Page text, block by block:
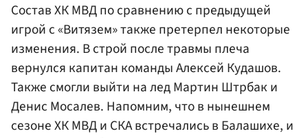
Состав ХК МВД по сравнению с предыдущей
игрой с «Витязем» также претерпел некоторые
изменения. В строй после травмы плеча
вернулся капитан командыАлексей Кудашов.
Также смогли выйти на ледМартин Штрбак и
Денис Мосалев. Напомним, что в нынешнем
сезоне ХК МВД и СКА встречались в Балашихе, и